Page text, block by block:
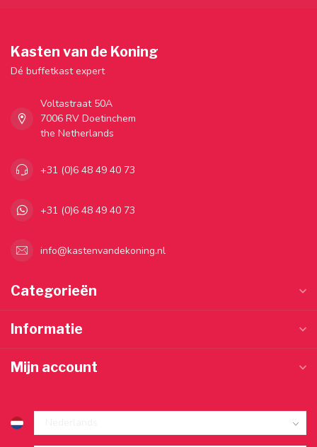
Kasten van de Koning
Dé buffetkast expert
Voltastraat 50A
7006 RV Doetinchem
the Netherlands
+31 (0)6 48 49 40 73
+31 (0)6 48 49 40 73
info@kastenvandekoning.nl
Categorieën
Informatie
Mijn account